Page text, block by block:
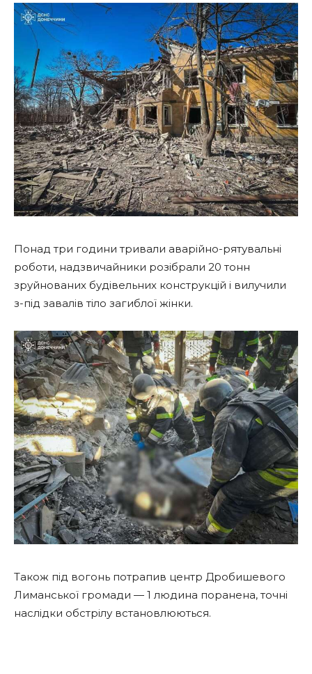
Понад три години тривали аварійно-рятувальні
роботи, надзвичайники розібрали 20 тонн
зруйнованих будівельних конструкцій і вилучили
з-під завалів тіло загиблої жінки.
Також під вогонь потрапив центр Дробишевого
Лиманської громади — 1 людина поранена, точні
наслідки обстрілу встановлюються.